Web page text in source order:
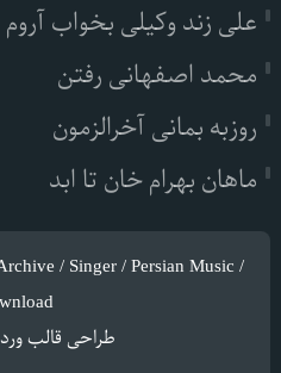
علی زند وکیلی بخواب آروم
محمد اصفهانی رفتن
روزبه بمانی آخرالزمون
ماهان بهرام خان تا ابد
/ Singer / Persian Music /
طراحی قالب